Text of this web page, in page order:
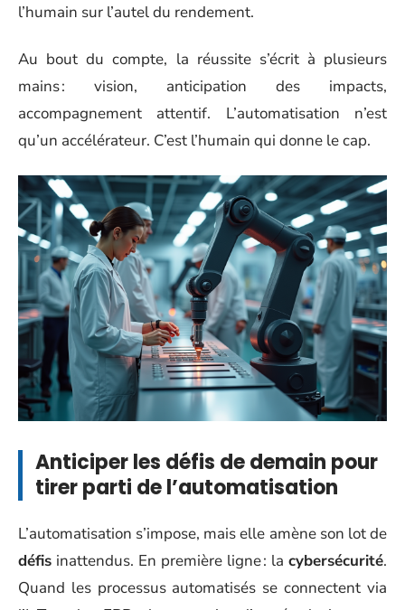
l’humain sur l’autel du rendement.
Au bout du compte, la réussite s’écrit à plusieurs
mains : vision, anticipation des impacts,
accompagnement attentif. L’automatisation n’est
qu’un accélérateur. C’est l’humain qui donne le cap.
Anticiper les défis de demain pour
tirer parti de l’automatisation
L’automatisation s’impose, mais elle amène son lot de
défis inattendus. En première ligne : la cybersécurité.
Quand les processus automatisés se connectent via